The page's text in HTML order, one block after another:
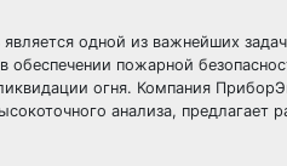
одной из важнейших
обеспечении пожарной
огня. Компания
анализа, предлагает